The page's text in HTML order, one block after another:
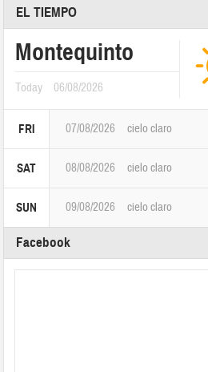
EL TIEMPO
Montequinto
Today 06/08/2026
FRI 07/08/2026 cielo claro
SAT 08/08/2026 cielo claro
SUN 09/08/2026 cielo claro
Facebook